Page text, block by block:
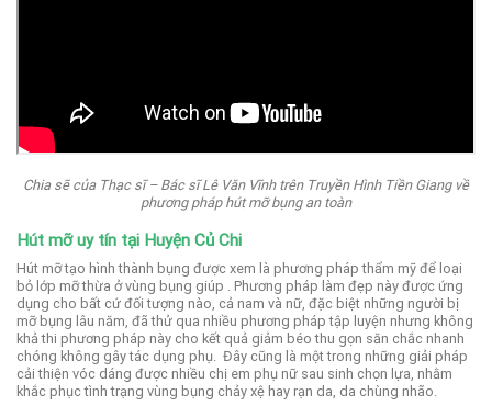
Chia sẽ của Thạc sĩ – Bác sĩ Lê Văn Vĩnh trên Truyền Hình Tiền Giang về
phương pháp hút mỡ bụng an toàn
Hút mỡ uy tín tại Huyện Củ Chi
Hút mỡ tạo hình thành bụng được xem là phương pháp thẩm mỹ để loại
bỏ lớp mỡ thừa ở vùng bụng giúp . Phương pháp làm đẹp này được ứng
dụng cho bất cứ đối tượng nào, cả nam và nữ, đặc biệt những người bị
mỡ bụng lâu năm, đã thử qua nhiều phương pháp tập luyện nhưng không
khả thi phương pháp này cho kết quả giảm béo thu gọn săn chắc nhanh
chóng không gây tác dụng phụ. Đây cũng là một trong những giải pháp
cải thiện vóc dáng được nhiều chị em phụ nữ sau sinh chọn lựa, nhằm
khắc phục tình trạng vùng bụng chảy xệ hay rạn da, da chùng nhão.